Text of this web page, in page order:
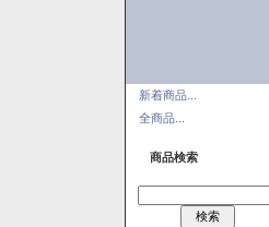
新着商品...
全商品...
商品検索